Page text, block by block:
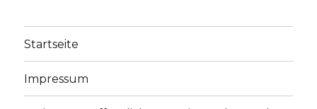
Startseite
Impressum